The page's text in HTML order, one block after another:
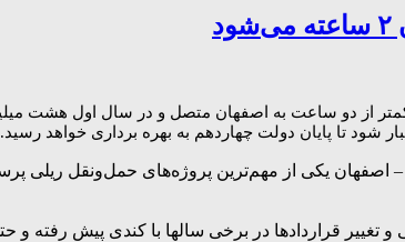
شود تا پایان دولت چهاردهم به بهره برداری خواهد رسید.